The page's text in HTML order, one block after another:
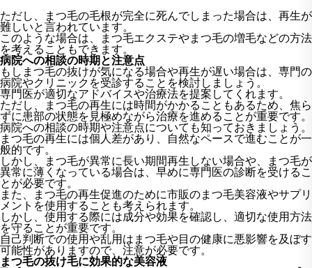
ただし、まつ毛の毛根が完全に死んでしまった場合は、再生が
難しいと言われています。
このような場合は、まつ毛エクステやまつ毛の増毛などの方法
を考えることもできます。
病院への相談の時期と注意点
もしまつ毛の抜けが気になる場合や再生が遅い場合は、専門の
病院やクリニックを受診することを検討しましょう。
専門医が適切なアドバイスや治療法を提案してくれます。
ただし、まつ毛の再生には時間がかかることもあるため、焦ら
ずに患部の状態を見極めながら治療を進めることが重要です。
病院への相談の時期や注意点についても知っておきましょう。
まつ毛の再生には個人差があり、自然なペースで進むことが一
般的です。
しかし、まつ毛が異常に長い期間再生しない場合や、まつ毛が
異常に薄くなっている場合は、早めに専門医の診断を受けるこ
とが必要です。
また、まつ毛の再生促進のために市販のまつ毛美容液やサプリ
メントを使用することも考えられます。
しかし、使用する際には成分や効果を確認し、適切な使用方法
を守ることが重要です。
自己判断での使用や乱用はまつ毛や目の健康に悪影響を及ぼす
可能性がありますので、注意が必要です。
まつ毛の抜け毛に効果的な美容液